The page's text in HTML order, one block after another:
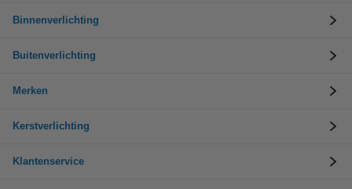
Binnenverlichting
Buitenverlichting
Merken
Kerstverlichting
Klantenservice